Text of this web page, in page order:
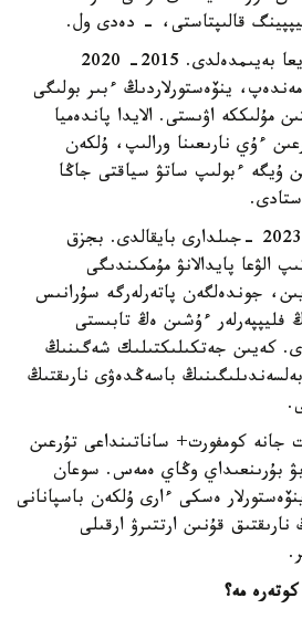
قالىپتاستى، - دەدى ول.
كەيىن نارىق جاڭا جاعدايعا بەيىمدەلدى. 2015- 2020
ينۆەستورلاردىڭ ءبىر بولىگى
مۇلىككە اۋىستى. الايدا پاندەميا
ءۇي نارىعىنا ورالىپ، ۇلكەن
ۇيگە ءبولىپ ساتۋ سياقتى جاڭا
كەلەسى سەرپىن 2021- 2023 -جىلدارى بايقالدى. بجزق
الۋعا پايدالانۋ مۇمكىندىگى
جوندەلگەن پاتەرلەرگە سۇرانىس
ءۇشىن ەڭ تابىستى
كەيىن جەتكىلىكتىلىك شەگىنىڭ
باسەڭدەۋى نارىقتىڭ
جانە كومفورت+ ساناتىنداعى تۇرعىن
بۇرىنعىداي وڭاي ەمەس. سوعان
ەسكى ءارى ۇلكەن باسپانانى
قۇنىن ارتتىرۋ ارقىلى
مە؟